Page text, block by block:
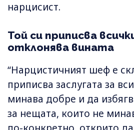
нарцисист.
Той си приписва
отклонява вината
“Нарцистичният шеф е
приписва заслугата за
минава добре и да
за нещата, които не